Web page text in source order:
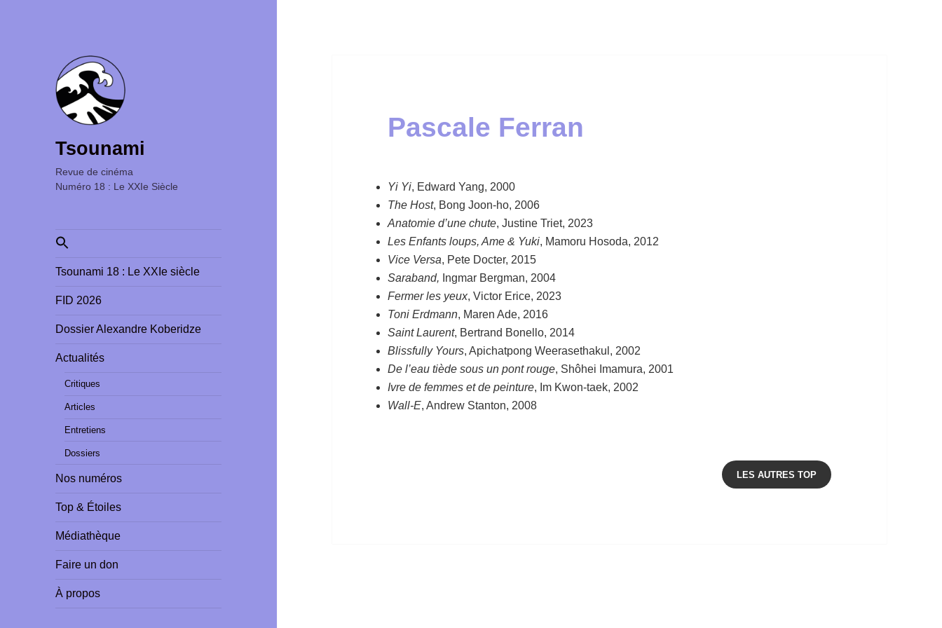
Tsounami
Revue de cinéma ‎ ‎ ‎ ‎ ‎ ‎ ‎ ‎ ‎ ‎ ‎ ‎ ‎ ‎ ‎ ‎ ‎ ‎ ‎ ‎ ‎ ‎ ‎ ‎ ‎ ‎
Numéro 18 : Le XXIe Siècle
Search
for:
Tsounami 18 : Le XXIe siècle
FID 2026
Dossier Alexandre Koberidze
Actualités
Critiques
Articles
Entretiens
Dossiers
Nos numéros
Top & Étoiles
Médiathèque
Faire un don
À propos
Pascale Ferran
Yi Yi, Edward Yang, 2000
The Host, Bong Joon-ho, 2006
Anatomie d’une chute, Justine Triet, 2023
Les Enfants loups, Ame & Yuki, Mamoru Hosoda, 2012
Vice Versa, Pete Docter, 2015
Saraband, Ingmar Bergman, 2004
Fermer les yeux, Victor Erice, 2023
Toni Erdmann, Maren Ade, 2016
Saint Laurent, Bertrand Bonello, 2014
Blissfully Yours, Apichatpong Weerasethakul, 2002
De l’eau tiède sous un pont rouge, Shôhei Imamura, 2001
Ivre de femmes et de peinture, Im Kwon-taek, 2002
Wall-E, Andrew Stanton, 2008
LES AUTRES TOP